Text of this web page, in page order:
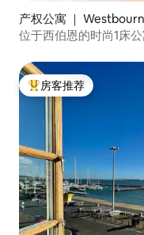
产权公寓 ｜
位于西伯恩的时尚1床
热门「房客推荐」
房客推荐